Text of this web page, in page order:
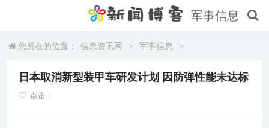
军事信息
您所在的位置： 信息资讯网 > 军事信息 >
日本取消新型装甲车研发计划 因防弹性能未达标
点击：